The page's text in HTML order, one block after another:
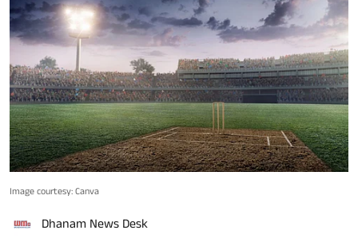
Image courtesy: Canva
Dhanam News Desk